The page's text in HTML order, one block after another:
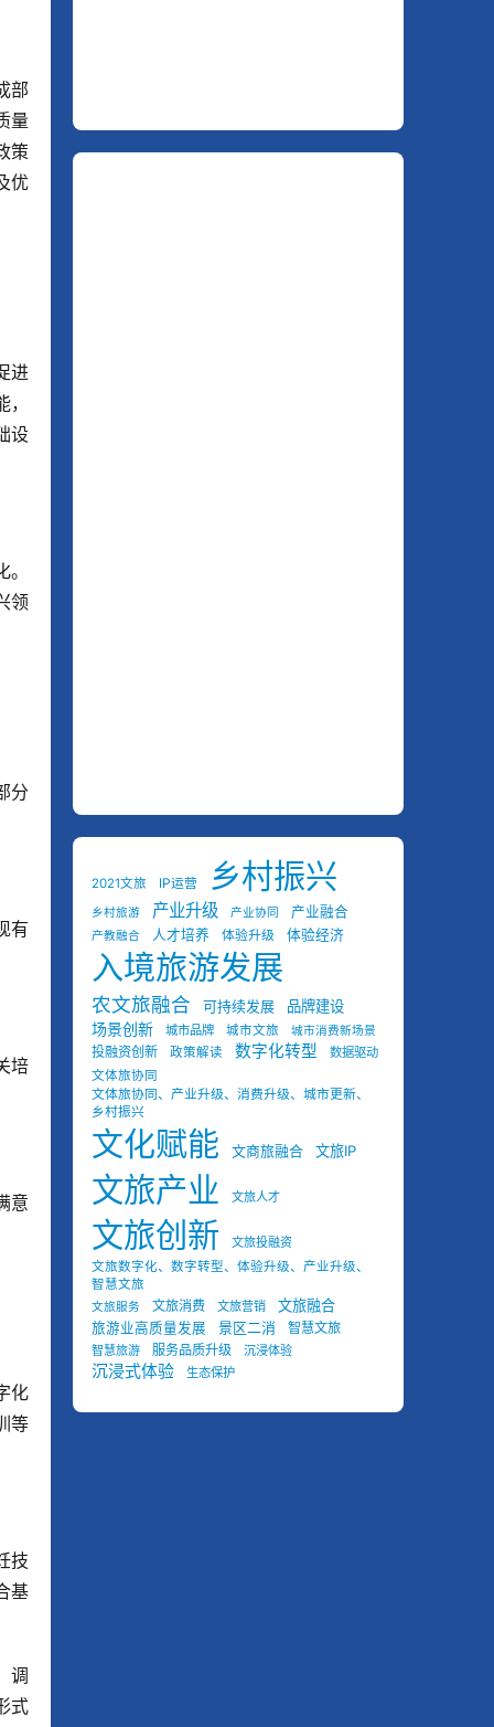
部
量
策
优
进
设
领
分
有
培
意
化
等
技
基
调
式
2021文旅 IP运营 乡村振兴
乡村旅游 产业升级 产业协同 产业融合
产教融合 人才培养 体验升级 体验经济
入境旅游发展
农文旅融合 可持续发展 品牌建设
场景创新 城市品牌 城市文旅 城市消费新场景
投融资创新 政策解读 数字化转型
数据驱动
文体旅协同
文体旅协同、产业升级、消费升级、城市更新、
乡村振兴
文化赋能 文商旅融合 文旅IP
文旅产业 文旅人才
文旅创新
文旅投融资
文旅数字化、数字转型、体验升级、产业升级、
智慧文旅
文旅服务 文旅消费 文旅营销 文旅融合
旅游业高质量发展 景区二消 智慧文旅
智慧旅游 服务品质升级 沉浸体验
沉浸式体验 生态保护